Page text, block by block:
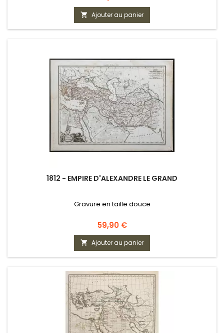
 Ajouter au panier
1812 - EMPIRE D'ALEXANDRE LE GRAND
Gravure en taille douce
Prix
59,90 €
 Ajouter au panier